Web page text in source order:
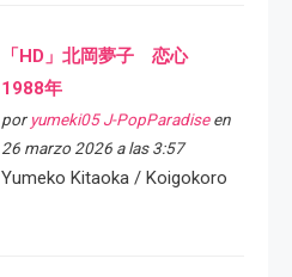
「HD」北岡夢子 恋心
1988年
por yumeki05 J-PopParadiseen
26 marzo 2026 a las 3:57
Yumeko Kitaoka / Koigokoro